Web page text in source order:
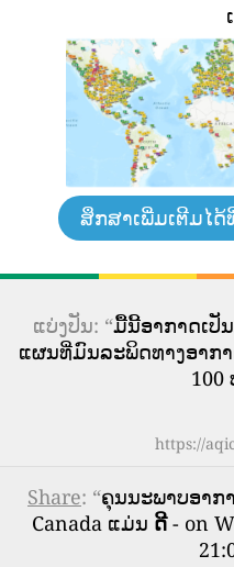
ສຶກສາເພີ່ມເຕີມໄດ້
ແບ່ງປັນ: “ມື້ນີ້ອາກາດເປັ
ແຜນທີ່ມົນລະພິດທາງອາກ
100
https://
Share: “ຄຸນນະພາບອາກ
Canada ແມ່ນ ດີ- on